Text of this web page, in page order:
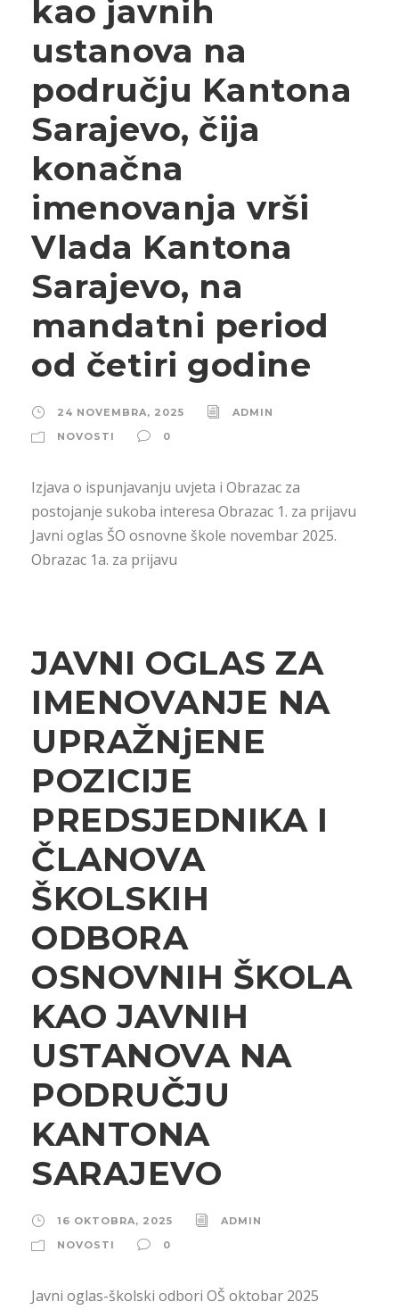
kao javnih
ustanova na
području Kantona
Sarajevo, čija
konačna
imenovanja vrši
Vlada Kantona
Sarajevo, na
mandatni period
od četiri godine
24 NOVEMBRA, 2025
ADMIN
NOVOSTI
0
Izjava o ispunjavanju uvjeta i Obrazac za
postojanje sukoba interesa Obrazac 1. za prijavu
Javni oglas ŠO osnovne škole novembar 2025.
Obrazac 1a. za prijavu
JAVNI OGLAS ZA
IMENOVANJE NA
UPRAŽNjENE
POZICIJE
PREDSJEDNIKA I
ČLANOVA
ŠKOLSKIH
ODBORA
OSNOVNIH ŠKOLA
KAO JAVNIH
USTANOVA NA
PODRUČJU
KANTONA
SARAJEVO
16 OKTOBRA, 2025
ADMIN
NOVOSTI
0
Javni oglas-školski odbori OŠ oktobar 2025